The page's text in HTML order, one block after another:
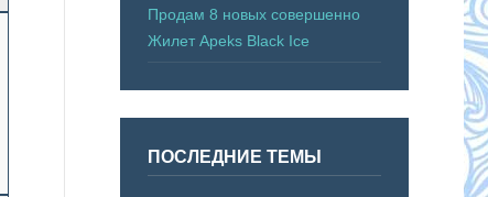
Продам 8 новых совершенно
Жилет Apeks Black Ice
ПОСЛЕДНИЕ ТЕМЫ